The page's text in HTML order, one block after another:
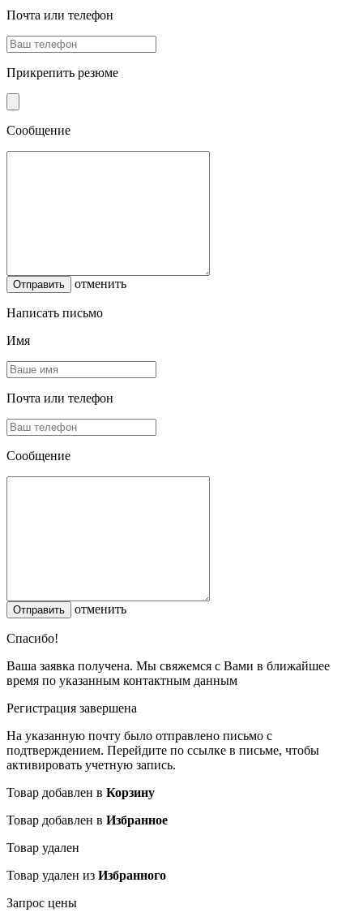
Почта или телефон
Прикрепить резюме
Сообщение
отменить
Написать письмо
Имя
Почта или телефон
Сообщение
отменить
Спасибо!
Ваша заявка получена. Мы свяжемся с Вами в ближайшее
время по указанным контактным данным
Регистрация завершена
На указанную почту было отправлено письмо с
подтверждением. Перейдите по ссылке в письме, чтобы
активировать учетную запись.
Товар добавлен в Корзину
Товар добавлен в Избранное
Товар удален
Товар удален из Избранного
Запрос цены